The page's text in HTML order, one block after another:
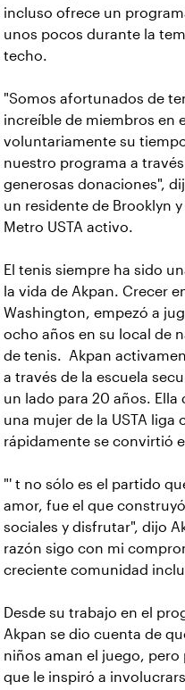
incluso ofrece un
unos pocos durante la
techo.
"Somos afortunados de
increíble de miembros en
voluntariamente su
nuestro programa a
generosas donaciones",
un residente de Brooklyn
Metro USTA activo.
El tenis siempre ha sido
la vida de Akpan. Crecer
Washington, empezó a
ocho años en su local de
de tenis. Akpan
a través de la escuela
un lado para 20 años. Ella
una mujer de la USTA liga
rápidamente se convirtió
"' t no sólo es el partido
amor, fue el que
sociales y disfrutar", dijo
razón sigo con mi
creciente comunidad
Desde su trabajo en el
Akpan se dio cuenta de
niños aman el juego, pero
que le inspiró a